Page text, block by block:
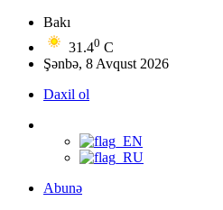
Bakı
31.40 C
Şənbə, 8 Avqust 2026
Daxil ol
Abunə